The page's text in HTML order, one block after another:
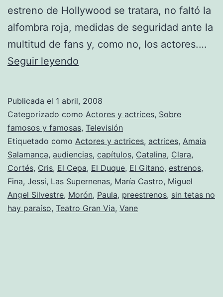
estreno de Hollywood se tratara, no faltó la
alfombra roja, medidas de seguridad ante la
multitud de fans y, como no, los actores.…
Seguir leyendo
tetas
no
hay
paraíso»
Publicada el 1 abril, 2008
Categorizado como Actores y actrices, Sobre
famosos y famosas, Televisión
Etiquetado como Actores y actrices, actrices, Amaia
Salamanca, audiencias, capítulos, Catalina, Clara,
Cortés, Cris, El Cepa, El Duque, El Gitano, estrenos,
Fina, Jessi, Las Supernenas, María Castro, Miguel
Angel Silvestre, Morón, Paula, preestrenos, sin tetas no
hay paraíso, Teatro Gran Via, Vane